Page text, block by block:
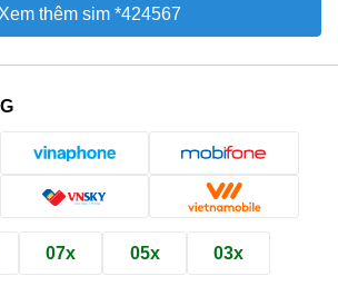
Xem thêm sim *424567
07x 05x 03x